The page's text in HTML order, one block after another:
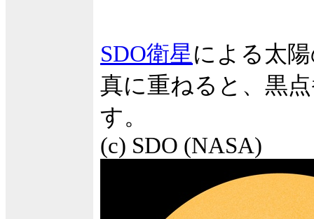
SDO衛星による太
真に重ねると、黒
す。
(c) SDO (NASA)